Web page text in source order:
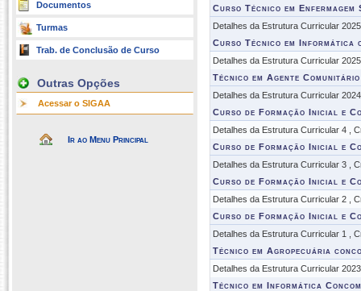
Documentos
Turmas
Trab. de Conclusão de Curso
Outras Opções
Acessar o SIGAA
Ir ao Menu Principal
Curso Técnico em Enfermagem
Detalhes da Estrutura Curricular
Curso Técnico em Informática
Detalhes da Estrutura Curricular
Técnico em Agente
Detalhes da Estrutura Curricular
Curso de Formação Inicial e
Detalhes da Estrutura Curricular 4 ,
Curso de Formação Inicial e
Detalhes da Estrutura Curricular 3 ,
Curso de Formação Inicial e
Detalhes da Estrutura Curricular 2 ,
Curso de Formação Inicial e
Detalhes da Estrutura Curricular 1 ,
Técnico em Agropecuária
Detalhes da Estrutura Curricular
Técnico em Informática